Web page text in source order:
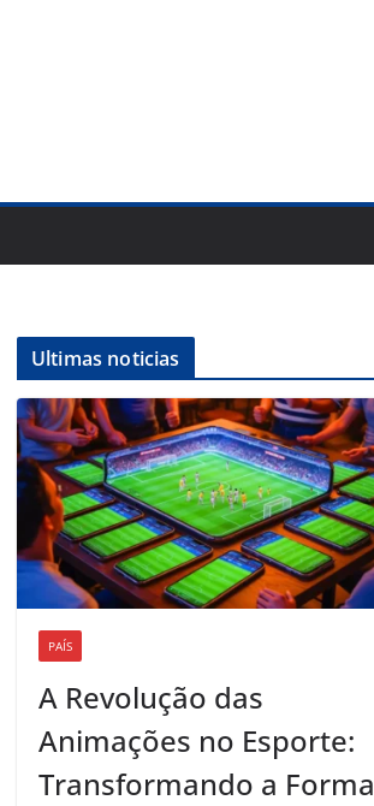
Ultimas noticias
PAÍS
A Revolução das
Animações no Esporte:
Transformando a Forma